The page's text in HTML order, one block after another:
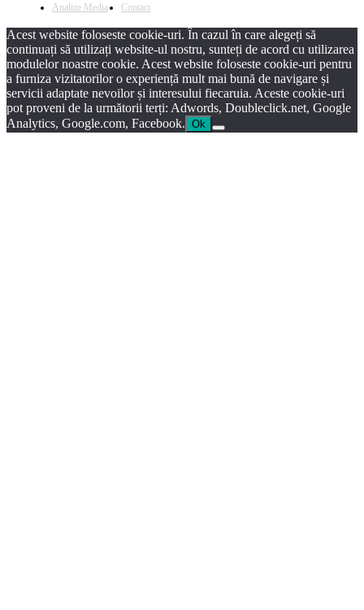
Analize Media
Contact
Acest website foloseste cookie-uri. În cazul în care alegeți să
continuați să utilizați website-ul nostru, sunteți de acord cu utilizarea
modulelor noastre cookie. Acest website foloseste cookie-uri pentru
a furniza vizitatorilor o experiență mult mai bună de navigare și
servicii adaptate nevoilor și interesului fiecaruia. Aceste cookie-uri
pot proveni de la următorii terți: Adwords, Doubleclick.net, Google
Analytics, Google.com, Facebook. Ok